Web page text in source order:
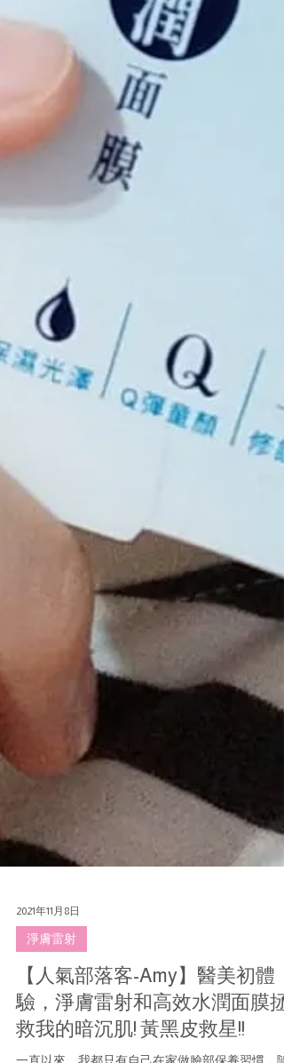
2021年11月8日
淨膚雷射
【人氣部落客-Amy】醫美初體
驗，淨膚雷射和高效水潤面膜拯
救我的暗沉肌! 黃黑皮救星!!